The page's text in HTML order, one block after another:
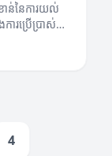
ាន់នៃការយល់
រប្រើប្រាស់វា
4